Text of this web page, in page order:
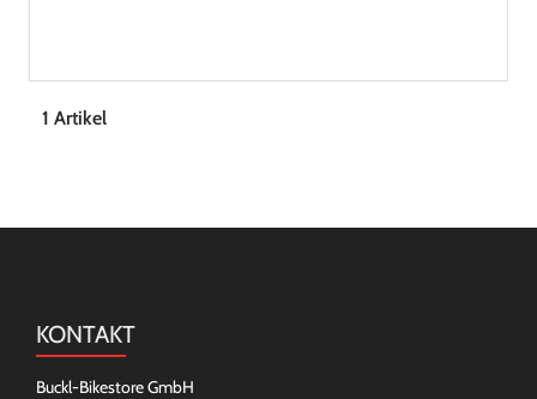
1 Artikel
KONTAKT
Buckl-Bikestore GmbH